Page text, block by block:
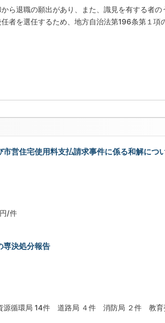
ら退職の願出があり、また、識見を有する者
者を選任するため、地方自治法第196条第１項
営住宅使用料支払請求事件に係る和解につ
/件
専決処分報告
源循環局 14件 道路局 ４件 消防局 ２件 教